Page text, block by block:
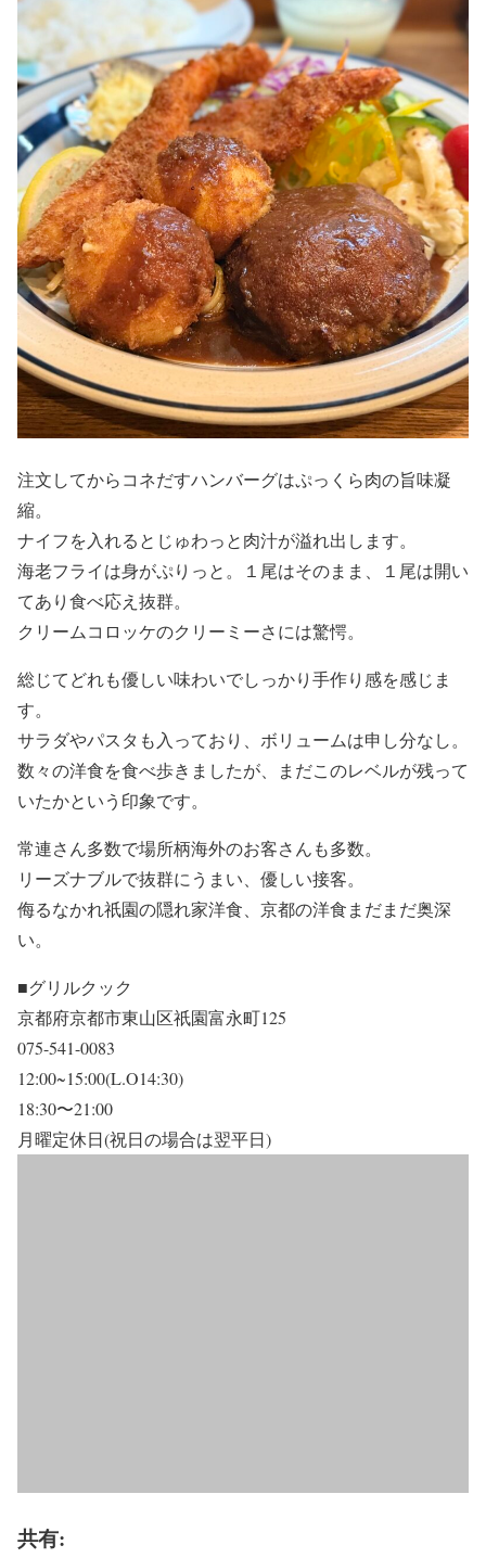
注文してからコネだすハンバーグはぷっくら肉の旨味凝
縮。
ナイフを入れるとじゅわっと肉汁が溢れ出します。
海老フライは身がぷりっと。１尾はそのまま、１尾は開い
てあり食べ応え抜群。
クリームコロッケのクリーミーさには驚愕。
総じてどれも優しい味わいでしっかり手作り感を感じま
す。
サラダやパスタも入っており、ボリュームは申し分なし。
数々の洋食を食べ歩きましたが、まだこのレベルが残って
いたかという印象です。
常連さん多数で場所柄海外のお客さんも多数。
リーズナブルで抜群にうまい、優しい接客。
侮るなかれ祇園の隠れ家洋食、京都の洋食まだまだ奥深
い。
■グリルクック
京都府京都市東山区祇園富永町125
075-541-0083
12:00~15:00(L.O14:30)
18:30〜21:00
月曜定休日(祝日の場合は翌平日)
共有: